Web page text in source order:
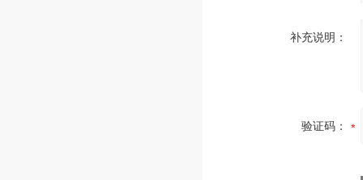
补充说明：
验证码：